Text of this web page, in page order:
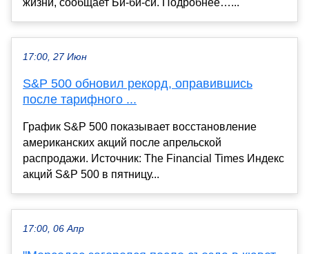
жизни, сообщает Би‑би‑си. Подробнее…...
17:00, 27 Июн
S&P 500 обновил рекорд, оправившись
после тарифного ...
График S&P 500 показывает восстановление
американских акций после апрельской
распродажи. Источник: The Financial Times Индекс
акций S&P 500 в пятницу...
17:00, 06 Апр